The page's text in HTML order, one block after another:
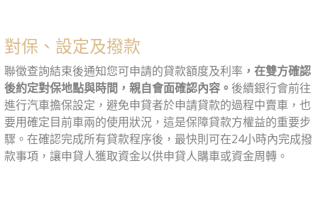
對保、設定及撥款
聯徵查詢結束後通知您可申請的貸款額度及利率 ，在雙方確認
後約定對保地點與時間，親自會面確認內容。後續銀行會前往
進行汽車擔保設定，避免申貸者於申請貸款的過程中賣車，也
要用確定目前車兩的使用狀況，這是保障貸款方權益的重要步
驟。在確認完成所有貸款程序後，最快則可在24小時內完成撥
款事項，讓申貸人獲取資金以供申貸人購車或資金周轉。